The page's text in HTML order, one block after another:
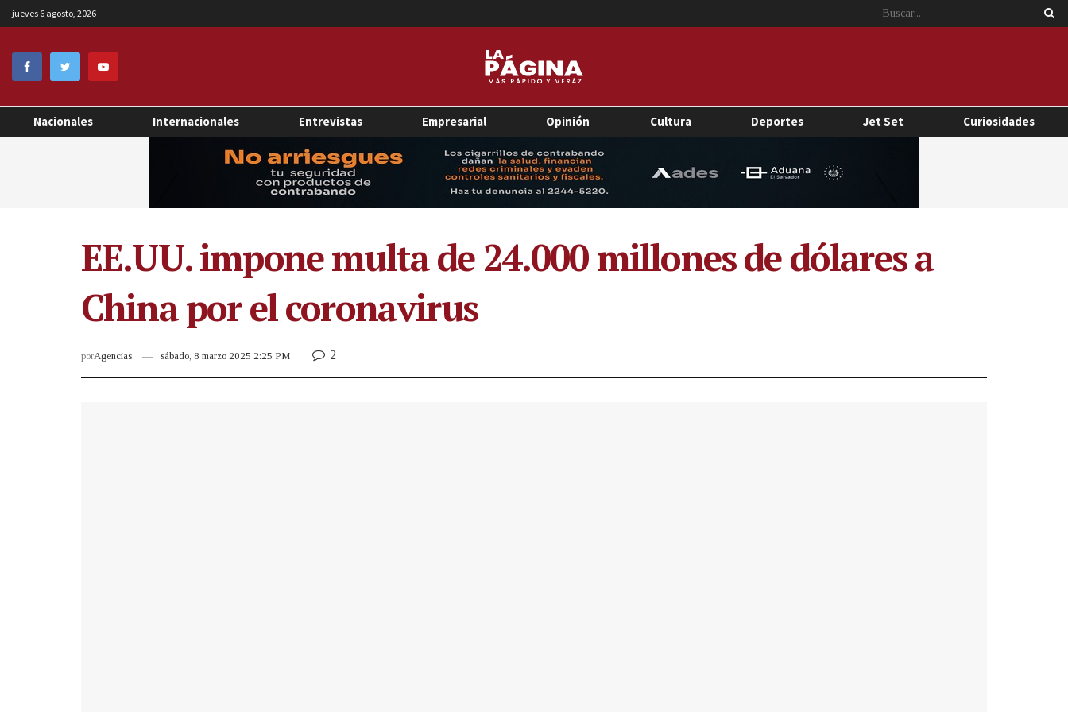
jueves 6 agosto, 2026
Nacionales Internacionales Entrevistas Empresarial Opinión Cultura Deportes Jet Set Curiosidades
EE.UU. impone multa de 24.000 millones de dólares a
China por el coronavirus
porAgencias sábado, 8 marzo 2025 2:25 PM 2